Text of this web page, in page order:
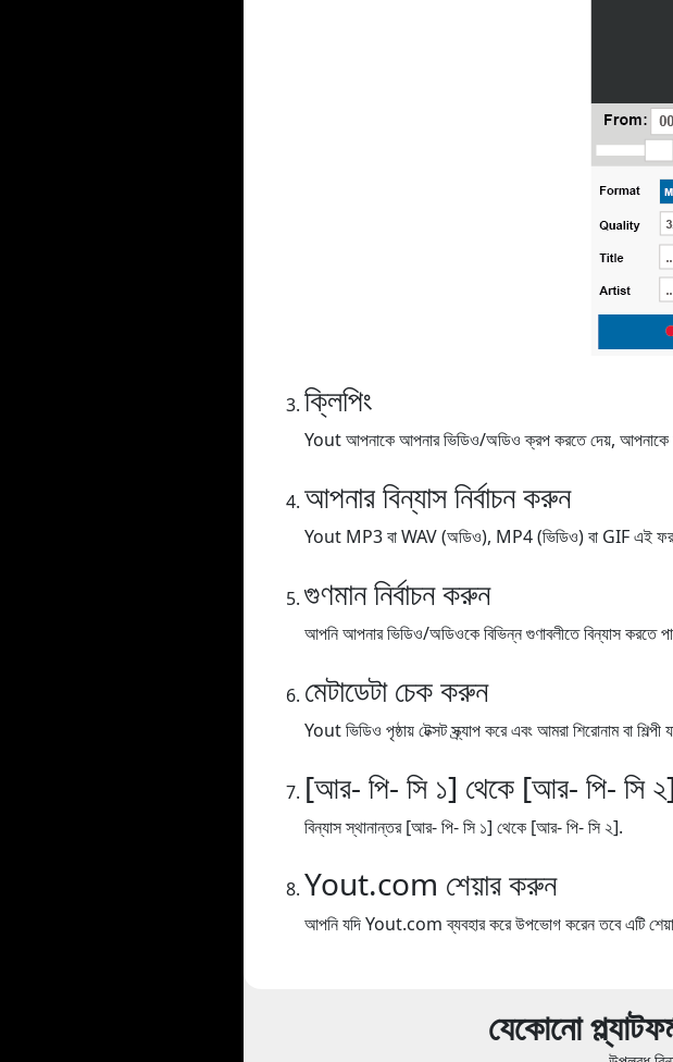
ক্লিপিং
Yout আপনাকে আপনার ভিডিও/অডিও ক্রপ করতে দেয়, আপনাকে
আপনার বিন্যাস নির্বাচন করুন
Yout MP3 বা WAV (অডিও), MP4 (ভিডিও) বা GIF এই
গুণমান নির্বাচন করুন
আপনি আপনার ভিডিও/অডিওকে বিভিন্ন গুণাবলীতে বিন্যাস করতে
মেটাডেটা চেক করুন
Yout ভিডিও পৃষ্ঠায় টেক্সট স্ক্র্যাপ করে এবং আমরা শিরোনাম বা
[আর- পি- সি ১] থেকে [আর- পি- সি ২]
বিন্যাস স্থানান্তর [আর- পি- সি ১] থেকে [আর- পি- সি ২].
Yout.com শেয়ার করুন
আপনি যদি Yout.com ব্যবহার করে উপভোগ করেন তবে এটি
যেকোনো